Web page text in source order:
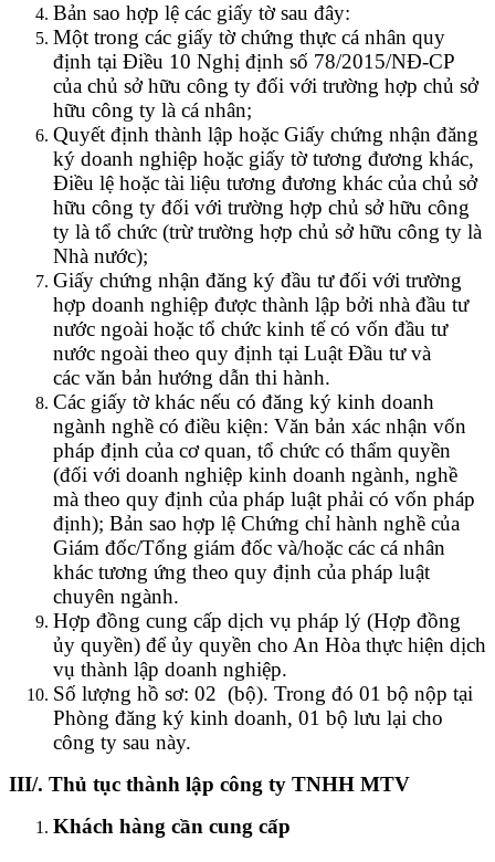
Bản sao hợp lệ các giấy tờ sau đây:
Một trong các giấy tờ chứng thực cá nhân quy
định tại Điều 10 Nghị định số 78/2015/NĐ-CP
của chủ sở hữu công ty đối với trường hợp chủ sở
hữu công ty là cá nhân;
Quyết định thành lập hoặc Giấy chứng nhận đăng
ký doanh nghiệp hoặc giấy tờ tương đương khác,
Điều lệ hoặc tài liệu tương đương khác của chủ sở
hữu công ty đối với trường hợp chủ sở hữu công
ty là tổ chức (trừ trường hợp chủ sở hữu công ty là
Nhà nước);
Giấy chứng nhận đăng ký đầu tư đối với trường
hợp doanh nghiệp được thành lập bởi nhà đầu tư
nước ngoài hoặc tổ chức kinh tế có vốn đầu tư
nước ngoài theo quy định tại Luật Đầu tư và
các văn bản hướng dẫn thi hành.
Các giấy tờ khác nếu có đăng ký kinh doanh
ngành nghề có điều kiện: Văn bản xác nhận vốn
pháp định của cơ quan, tổ chức có thẩm quyền
(đối với doanh nghiệp kinh doanh ngành, nghề
mà theo quy định của pháp luật phải có vốn pháp
định); Bản sao hợp lệ Chứng chỉ hành nghề của
Giám đốc/Tổng giám đốc và/hoặc các cá nhân
khác tương ứng theo quy định của pháp luật
chuyên ngành.
Hợp đồng cung cấp dịch vụ pháp lý (Hợp đồng
ủy quyền) để ủy quyền cho An Hòa thực hiện dịch
vụ thành lập doanh nghiệp.
Số lượng hồ sơ: 02 (bộ). Trong đó 01 bộ nộp tại
Phòng đăng ký kinh doanh, 01 bộ lưu lại cho
công ty sau này.
III/. Thủ tục thành lập công ty TNHH MTV
Khách hàng cần cung cấp